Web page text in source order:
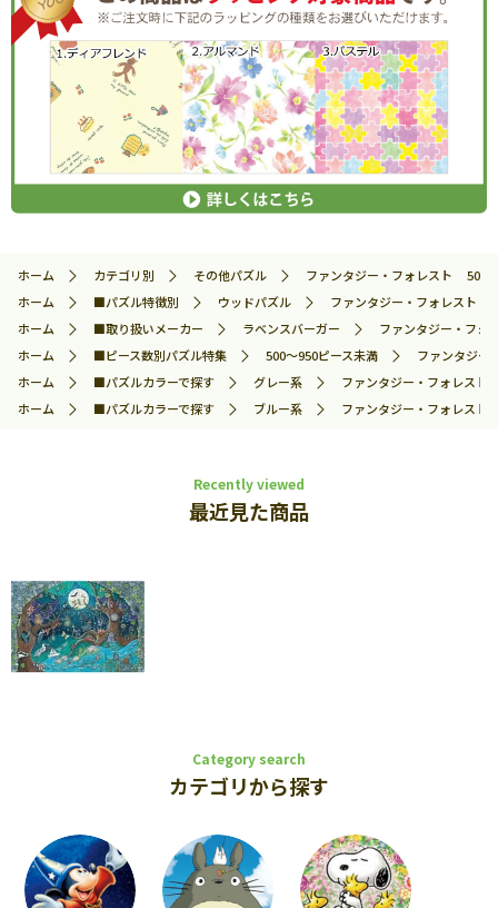
ホーム カテゴリ別 その他パズル
ファンタジー・フォレスト 500
ホーム
■パズル特徴別 ウッドパズル
ファンタジー・フォレスト
ホーム
■取り扱いメーカー ラベンスバーガー
ファンタジー・フ
ホーム
■ピース数別パズル特集 500～950ピース未満
ファンタジ
ホーム
■パズルカラーで探す グレー系
ファンタジー・フォレス
ホーム
■パズルカラーで探す ブルー系 ファンタジー・フォレス
Recently viewed
最近見た商品
Category search
カテゴリから探す